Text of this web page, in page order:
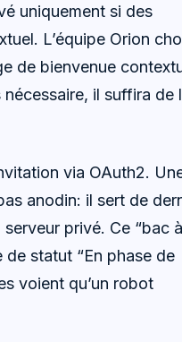
uniquement si des
L’équipe Orion
de bienvenue
nécessaire, il suffira de
via OAuth2.
anodin: il sert de
privé. Ce “bac à
statut “En phase de
voient qu’un robot